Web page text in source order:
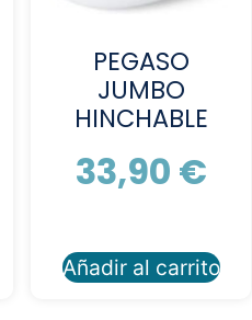
PEGASO
JUMBO
HINCHABLE
33,90 €
Añadir al carrito